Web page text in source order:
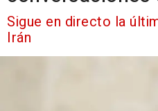
Sigue en directo la
Irán